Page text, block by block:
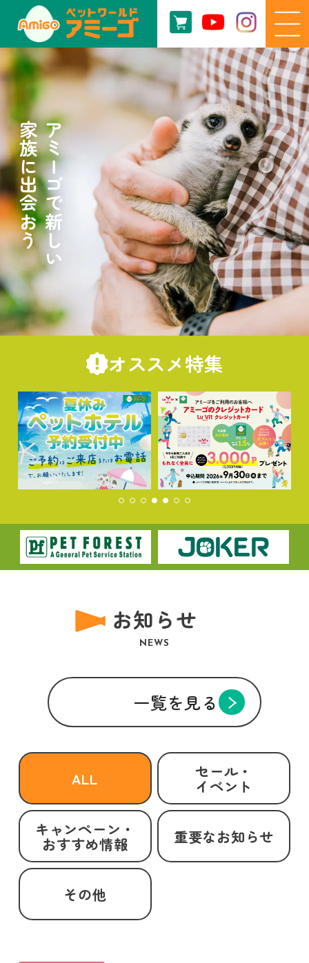
アミーゴで新しい
家族に出会おう
オススメ特集
お知らせ
NEWS
一覧を見る
ALL セール・
イベント
キャンペーン・
おすすめ情報 重要なお知らせ
その他